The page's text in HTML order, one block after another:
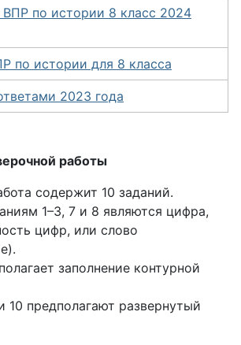
по истории 8 класс 2024
по истории для 8 класса
2023 года
работы
содержит 10 заданий.
1–3, 7 и 8 являются цифра,
цифр, или слово
заполнение контурной
10 предполагают развернутый